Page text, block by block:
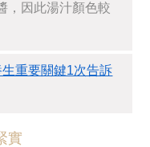
，因此湯汁顏色較
重要關鍵1次告訴
實